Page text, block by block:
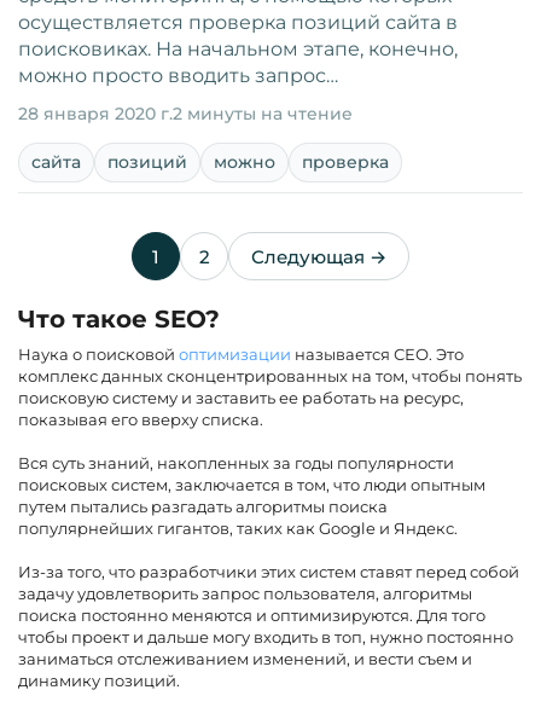
осуществляется проверка позиций сайта в
поисковиках. На начальном этапе, конечно,
можно просто вводить запрос…
28 января 2020 г.2 минуты на чтение
сайта позиций можно проверка
1 2 Следующая →
Что такое SEO?
Наука о поисковой оптимизации называется СЕО. Это
комплекс данных сконцентрированных на том, чтобы понять
поисковую систему и заставить ее работать на ресурс,
показывая его вверху списка.
Вся суть знаний, накопленных за годы популярности
поисковых систем, заключается в том, что люди опытным
путем пытались разгадать алгоритмы поиска
популярнейших гигантов, таких как Google и Яндекс.
Из-за того, что разработчики этих систем ставят перед собой
задачу удовлетворить запрос пользователя, алгоритмы
поиска постоянно меняются и оптимизируются. Для того
чтобы проект и дальше могу входить в топ, нужно постоянно
заниматься отслеживанием изменений, и вести съем и
динамику позиций.